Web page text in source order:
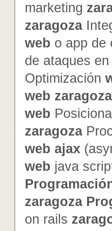
marketing
zaragoza
web o app de
de ataques en
Optimización
web zaragoza
web
zaragoza
web ajax
web java
zaragoza
on rails